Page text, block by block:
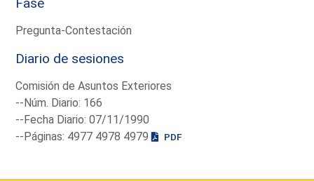
Pregunta-Contestación
Diario de sesiones
Comisión de Asuntos Exteriores
--Núm. Diario: 166
--Fecha Diario: 07/11/1990
--Páginas: 4977 4978 4979
PDF